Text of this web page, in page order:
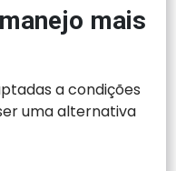
mais
a condições
uma alternativa